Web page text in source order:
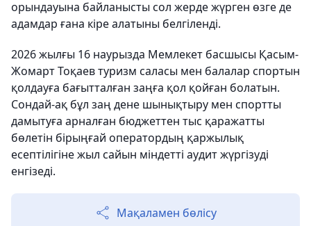
орындауына байланысты сол жерде жүрген өзге де
адамдар ғана кіре алатыны белгіленді.
2026 жылғы 16 наурызда Мемлекет басшысы Қасым-
Жомарт Тоқаев туризм саласы мен балалар спортын
қолдауға бағытталған заңға қол қойған болатын.
Сондай-ақ бұл заң дене шынықтыру мен спортты
дамытуға арналған бюджеттен тыс қаражатты
бөлетін бірыңғай оператордың қаржылық
есептілігіне жыл сайын міндетті аудит жүргізуді
енгізеді.
Мақаламен бөлісу